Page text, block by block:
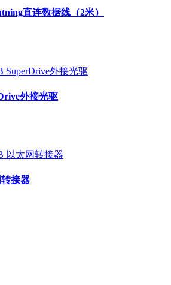
直连数据线（2米）
外接光驱
接器